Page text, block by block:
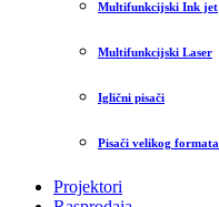
Multifunkcijski Ink jet
Multifunkcijski Laser
Iglični pisači
Pisači velikog formata
Projektori